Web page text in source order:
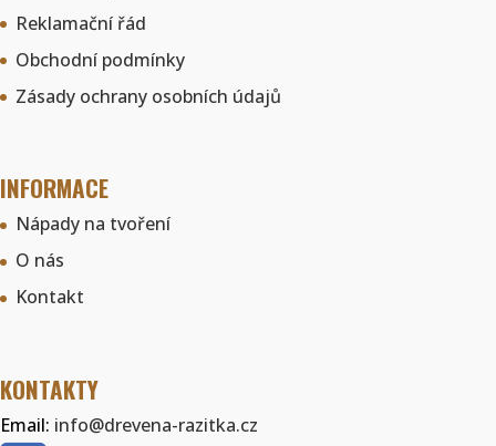
Reklamační řád
Obchodní podmínky
Zásady ochrany osobních údajů
INFORMACE
Nápady na tvoření
O nás
Kontakt
KONTAKTY
Email: info@drevena-razitka.cz